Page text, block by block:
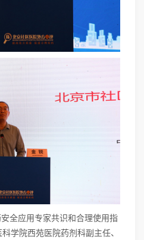
全应用专家共识和合理使用指
学院西苑医院药剂科副主任、